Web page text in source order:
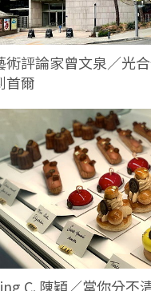
術評論家曾文泉／光
首爾
C. 陳穎／當你分不